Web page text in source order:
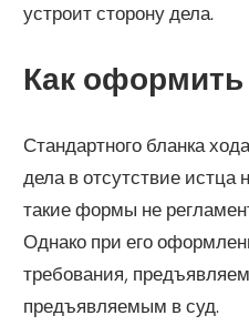
устроит сторону дела.
Как оформить
Стандартного бланка
дела в отсутствие истца
такие формы не
Однако при его
требования,
предъявляемым в суд.